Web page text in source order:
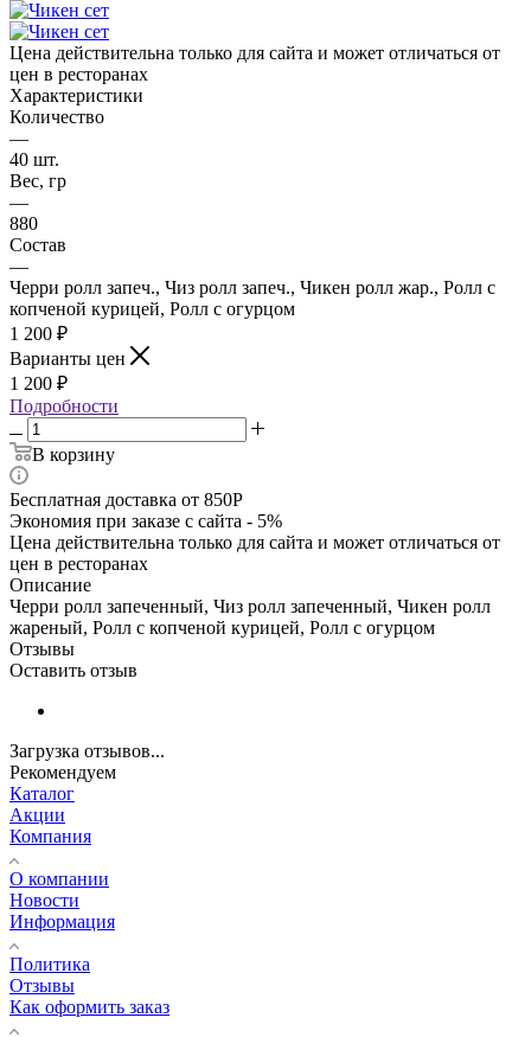
Цена действительна только для сайта и может отличаться от
цен в ресторанах
Характеристики
Количество
—
40 шт.
Вес, гр
—
880
Состав
—
Черри ролл запеч., Чиз ролл запеч., Чикен ролл жар., Ролл с
копченой курицей, Ролл с огурцом
1 200 ₽
Варианты цен
1 200 ₽
Подробности
В корзину
Бесплатная доставка от 850Р
Экономия при заказе с сайта - 5%
Цена действительна только для сайта и может отличаться от
цен в ресторанах
Описание
Черри ролл запеченный, Чиз ролл запеченный, Чикен ролл
жареный, Ролл с копченой курицей, Ролл с огурцом
Отзывы
Оставить отзыв
Загрузка отзывов...
Рекомендуем
Каталог
Акции
Компания
О компании
Новости
Информация
Политика
Отзывы
Как оформить заказ